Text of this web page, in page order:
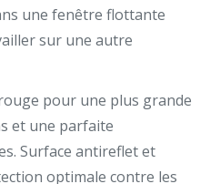
une fenêtre flottante
sur une autre
pour une plus grande
et une parfaite
Surface antireflet et
optimale contre les